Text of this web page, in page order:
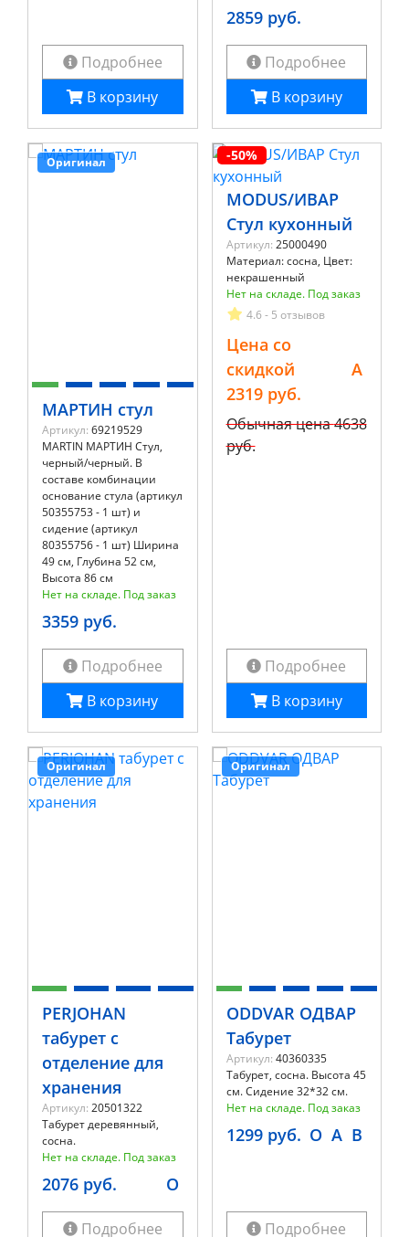
Подробнее
В корзину
2859 руб.
Подробнее
В корзину
Оригинал
МАРТИН стул
Артикул: 69219529
MARTIN МАРТИН Стул,
черный/черный. В
составе комбинации
основание стула (артикул
50355753 - 1 шт) и
сидение (артикул
80355756 - 1 шт) Ширина
49 см, Глубина 52 см,
Высота 86 см
Нет на складе. Под заказ
3359 руб.
Подробнее
В корзину
-50%
MODUS/ИВАР
Стул кухонный
Артикул: 25000490
Материал: сосна, Цвет:
некрашенный
Нет на складе. Под заказ
4.6 - 5 отзывов
Цена со
скидкой
2319 руб.
A
Обычная цена4638
руб.
Подробнее
В корзину
Оригинал
PERJOHAN
табурет с
отделение для
хранения
Артикул: 20501322
Табурет деревянный,
сосна.
Нет на складе. Под заказ
2076 руб. O
Подробнее
Оригинал
ODDVAR ОДВАР
Табурет
Артикул: 40360335
Табурет, сосна. Высота 45
см. Сидение 32*32 см.
Нет на складе. Под заказ
1299 руб. O A B
Подробнее